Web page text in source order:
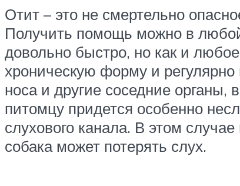
Отит – это не смертельно
Получить помощь можно в
довольно быстро, но как и
хроническую форму и регулярно
носа и другие соседние органы,
питомцу придется особенно
слухового канала. В этом
собака может потерять слух.